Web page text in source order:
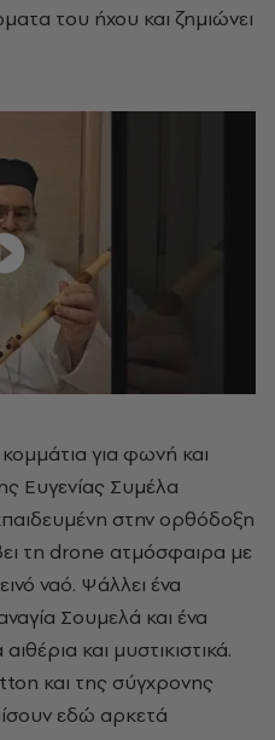
του ήχου και ζημιώνει
για φωνή και
Ευγενίας Συμέλα
στην ορθόδοξη
τη drone ατμόσφαιρα με
ναό. Ψάλλει ένα
Σουμελά και ένα
και μυστικιστικά.
και της σύγχρονης
εδώ αρκετά